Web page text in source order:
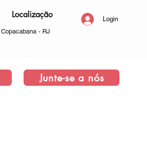
Localização
Copacabana - RJ
Login
Junte-se a nós